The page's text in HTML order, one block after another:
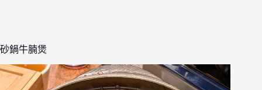
砂鍋牛腩煲